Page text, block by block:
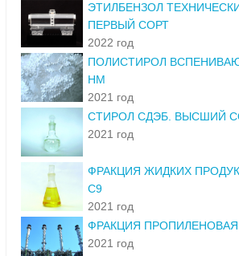
ЭТИЛБЕНЗОЛ
ПЕРВЫЙ СОРТ
2022 год
ПОЛИСТИРОЛ
НМ
2021 год
СТИРОЛ СДЭБ. ВЫСШИЙ
2021 год
ФРАКЦИЯ ЖИДКИХ
С9
2021 год
ФРАКЦИЯ ПРОПИЛЕНОВАЯ
2021 год